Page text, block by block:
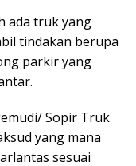
ada truk yang
tindakan berupa
parkir yang
Sopir Truk
yang mana
sesuai